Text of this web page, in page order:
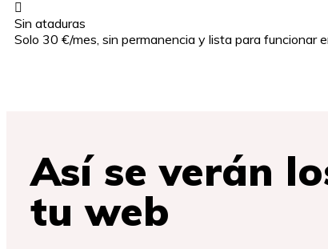
Sin ataduras
Solo 30 €/mes, sin permanencia y lista para funcionar
Así se verán
tu web